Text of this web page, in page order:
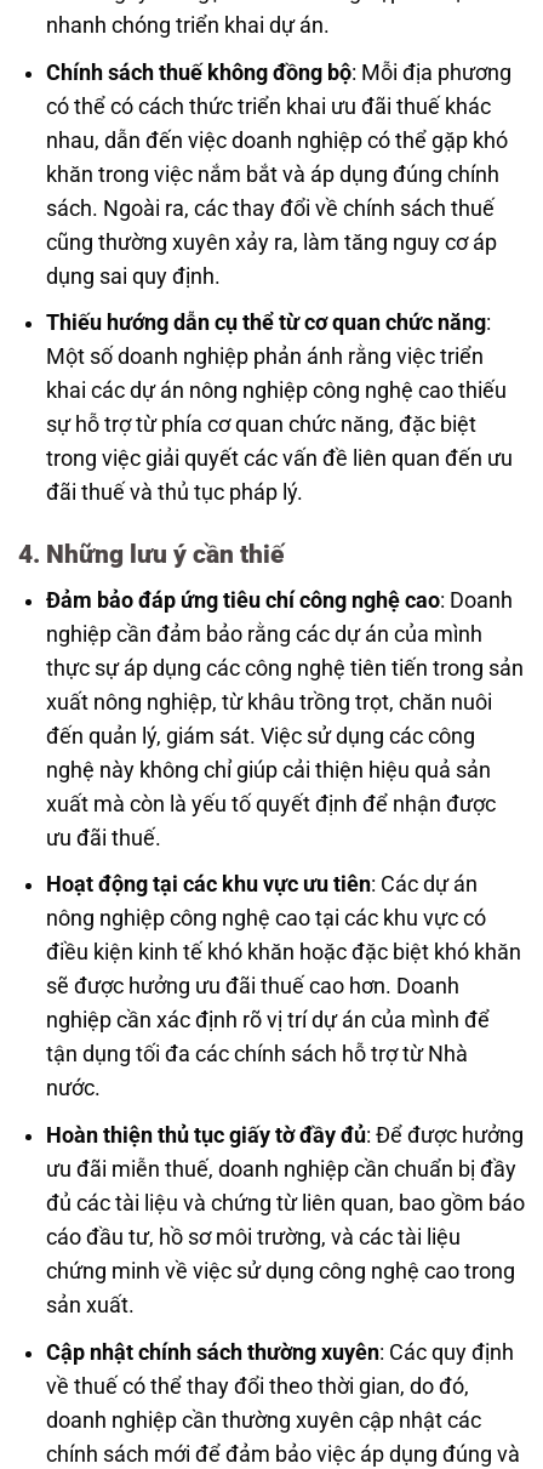
nhanh chóng triển khai dự án.
Chính sách thuế không đồng bộ: Mỗi địa phương
có thể có cách thức triển khai ưu đãi thuế khác
nhau, dẫn đến việc doanh nghiệp có thể gặp khó
khăn trong việc nắm bắt và áp dụng đúng chính
sách. Ngoài ra, các thay đổi về chính sách thuế
cũng thường xuyên xảy ra, làm tăng nguy cơ áp
dụng sai quy định.
Thiếu hướng dẫn cụ thể từ cơ quan chức năng:
Một số doanh nghiệp phản ánh rằng việc triển
khai các dự án nông nghiệp công nghệ cao thiếu
sự hỗ trợ từ phía cơ quan chức năng, đặc biệt
trong việc giải quyết các vấn đề liên quan đến ưu
đãi thuế và thủ tục pháp lý.
4. Những lưu ý cần thiế
Đảm bảo đáp ứng tiêu chí công nghệ cao: Doanh
nghiệp cần đảm bảo rằng các dự án của mình
thực sự áp dụng các công nghệ tiên tiến trong sản
xuất nông nghiệp, từ khâu trồng trọt, chăn nuôi
đến quản lý, giám sát. Việc sử dụng các công
nghệ này không chỉ giúp cải thiện hiệu quả sản
xuất mà còn là yếu tố quyết định để nhận được
ưu đãi thuế.
Hoạt động tại các khu vực ưu tiên: Các dự án
nông nghiệp công nghệ cao tại các khu vực có
điều kiện kinh tế khó khăn hoặc đặc biệt khó khăn
sẽ được hưởng ưu đãi thuế cao hơn. Doanh
nghiệp cần xác định rõ vị trí dự án của mình để
tận dụng tối đa các chính sách hỗ trợ từ Nhà
nước.
Hoàn thiện thủ tục giấy tờ đầy đủ: Để được hưởng
ưu đãi miễn thuế, doanh nghiệp cần chuẩn bị đầy
đủ các tài liệu và chứng từ liên quan, bao gồm báo
cáo đầu tư, hồ sơ môi trường, và các tài liệu
chứng minh về việc sử dụng công nghệ cao trong
sản xuất.
Cập nhật chính sách thường xuyên: Các quy định
về thuế có thể thay đổi theo thời gian, do đó,
doanh nghiệp cần thường xuyên cập nhật các
chính sách mới để đảm bảo việc áp dụng đúng và